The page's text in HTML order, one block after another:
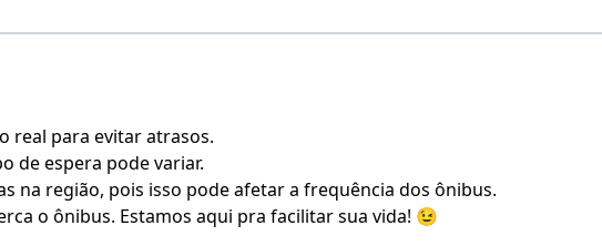
real para evitar atrasos.
de espera pode variar.
na região, pois isso pode afetar a frequência dos ônibus.
o ônibus. Estamos aqui pra facilitar sua vida! 😉